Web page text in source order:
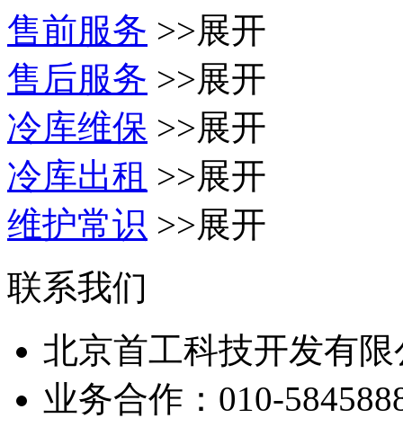
售前服务 >>展开
售后服务 >>展开
冷库维保 >>展开
冷库出租 >>展开
维护常识 >>展开
联系我们
北京首工科技开发有限
业务合作： 010-